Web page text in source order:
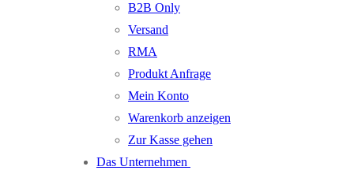
B2B Only
Versand
RMA
Produkt Anfrage
Mein Konto
Warenkorb anzeigen
Zur Kasse gehen
Das Unternehmen